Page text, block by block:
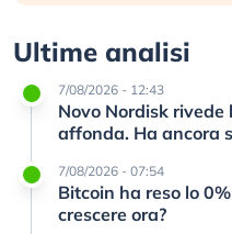
Ultime analisi
7/08/2026 - 12:43
Novo Nordisk rivede
affonda. Ha ancora
7/08/2026 - 07:54
Bitcoin ha reso lo
crescere ora?